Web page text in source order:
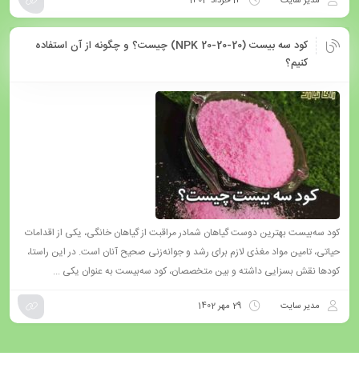
کود سه بیست (NPK 20-20-20) چیست؟ و چگونه از آن استفاده
کنیم؟
کود سه‌بیست بهترین دوست گیاهان شمادر مراقبت از گیاهان خانگی، یکی از اقدامات
حیاتی، تامین مواد مغذی لازم برای رشد و جوانه‌زنی صحیح آنان است. در این راستا،
کودها نقش بسزایی داشته و بین متخصصان، کود سه‌بیست به عنوان یکی ...
مدیر سایت 29 مهر 1402